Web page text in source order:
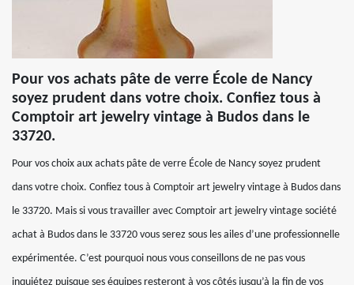
Pour vos achats pâte de verre École de Nancy
soyez prudent dans votre choix. Confiez tous à
Comptoir art jewelry vintage à Budos dans le
33720.
Pour vos choix aux achats pâte de verre École de Nancy soyez prudent
dans votre choix. Confiez tous à Comptoir art jewelry vintage à Budos dans
le 33720. Mais si vous travailler avec Comptoir art jewelry vintage société
achat à Budos dans le 33720 vous serez sous les ailes d’une professionnelle
expérimentée. C’est pourquoi nous vous conseillons de ne pas vous
inquiétez puisque ses équipes resteront à vos côtés jusqu’à la fin de vos